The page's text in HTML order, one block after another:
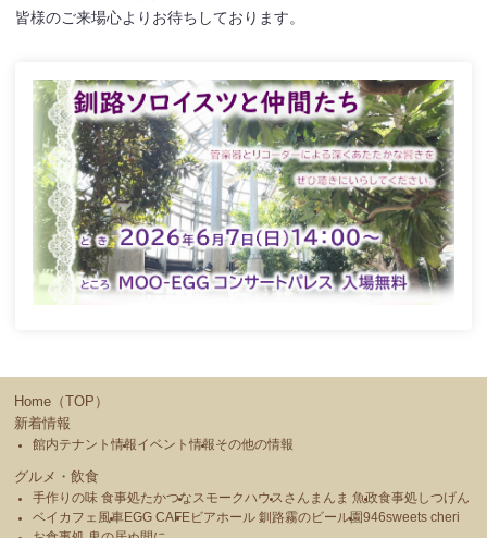
皆様のご来場心よりお待ちしております。
Home（TOP）
新着情報
館内テナント情報イベント情報その他の情報
グルメ・飲食
手作りの味 食事処たかつな スモークハウス さんまんま 魚政食事処しつげん
ベイカフェ風車EGG CAFEビアホール 釧路霧のビール園946sweets cheri